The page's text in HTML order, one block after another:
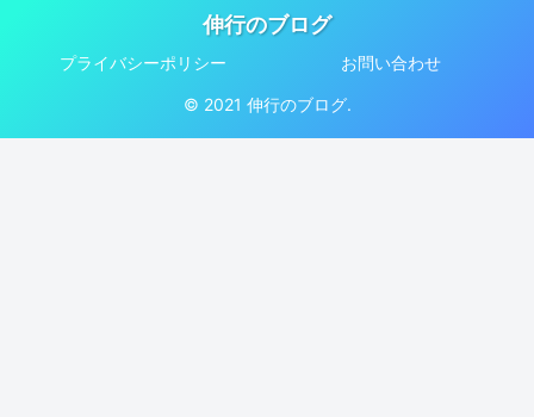
伸行のブログ
プライバシーポリシー お問い合わせ
© 2021 伸行のブログ.